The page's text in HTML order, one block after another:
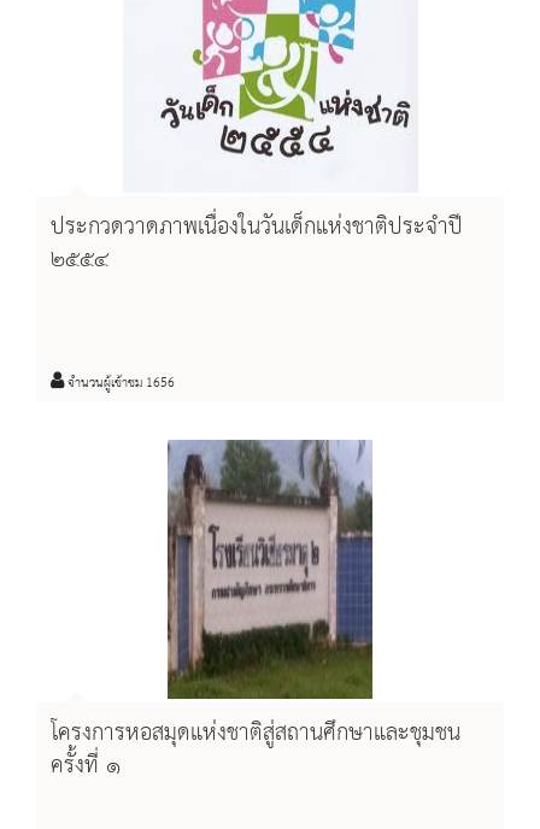
ประกวดวาดภาพเนื่องในวันเด็กแห่งชาติประจำปี
๒๕๕๔
จำนวนผู้เข้าชม 1656
โครงการหอสมุดแห่งชาติสู่สถานศึกษาและชุมชน
ครั้งที่ ๑